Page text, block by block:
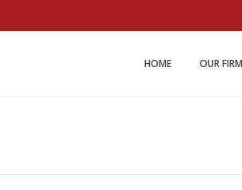
Miller and Johnson Law
HOME OUR